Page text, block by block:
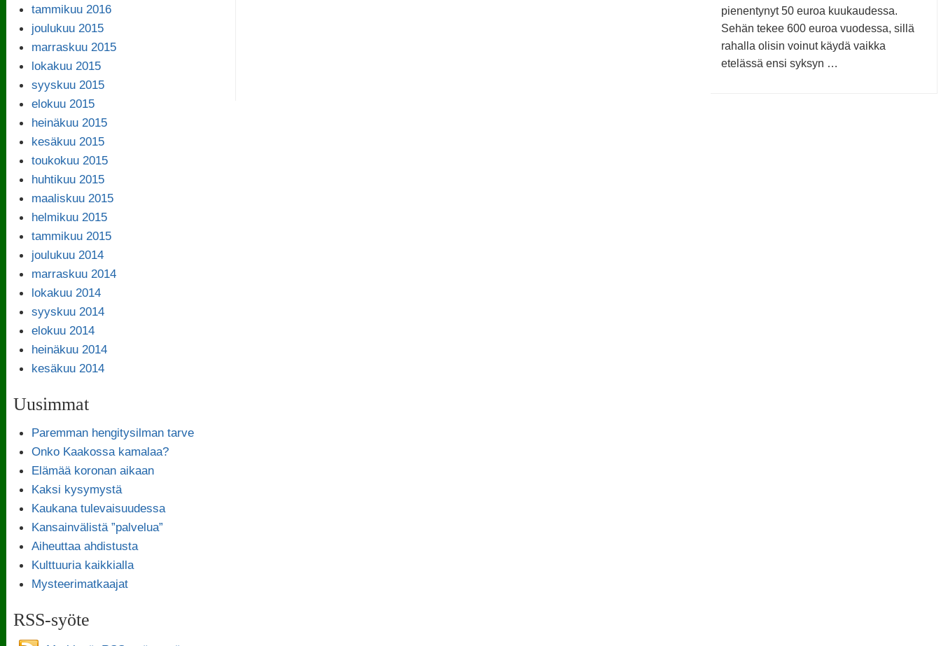
pienentynyt 50 euroa kuukaudessa.
Sehän tekee 600 euroa vuodessa, sillä
rahalla olisin voinut käydä vaikka
etelässä ensi syksyn …
tammikuu 2016
joulukuu 2015
marraskuu 2015
lokakuu 2015
syyskuu 2015
elokuu 2015
heinäkuu 2015
kesäkuu 2015
toukokuu 2015
huhtikuu 2015
maaliskuu 2015
helmikuu 2015
tammikuu 2015
joulukuu 2014
marraskuu 2014
lokakuu 2014
syyskuu 2014
elokuu 2014
heinäkuu 2014
kesäkuu 2014
Uusimmat
Paremman hengitysilman tarve
Onko Kaakossa kamalaa?
Elämää koronan aikaan
Kaksi kysymystä
Kaukana tulevaisuudessa
Kansainvälistä ”palvelua”
Aiheuttaa ahdistusta
Kulttuuria kaikkialla
Mysteerimatkaajat
RSS-syöte